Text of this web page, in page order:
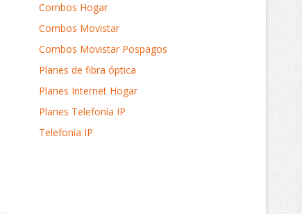
Combos Hogar
Combos Movistar
Combos Movistar Pospagos
Planes de fibra óptica
Planes Internet Hogar
Planes Telefonía IP
Telefonia IP